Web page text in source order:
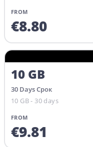
FROM
€8.80
10 GB
30 DaysСрок
10 GB - 30 days
FROM
€9.81